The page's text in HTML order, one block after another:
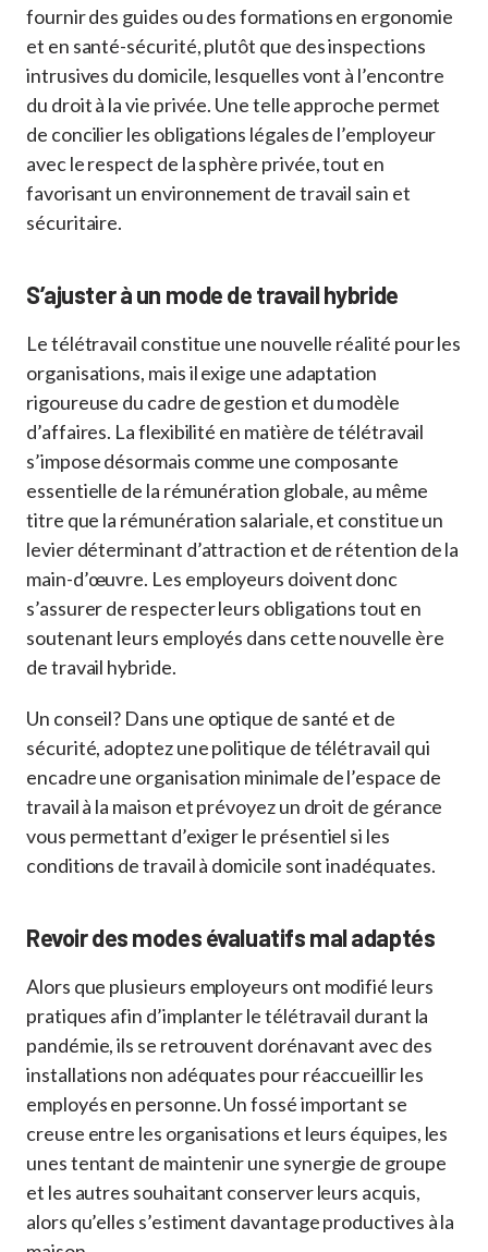
fournir des guides ou des formations en ergonomie
et en santé-sécurité, plutôt que des inspections
intrusives du domicile, lesquelles vont à l’encontre
du droit à la vie privée. Une telle approche permet
de concilier les obligations légales de l’employeur
avec le respect de la sphère privée, tout en
favorisant un environnement de travail sain et
sécuritaire.
S’ajuster à un mode de travail hybride
Le télétravail constitue une nouvelle réalité pour les
organisations, mais il exige une adaptation
rigoureuse du cadre de gestion et du modèle
d’affaires. La flexibilité en matière de télétravail
s’impose désormais comme une composante
essentielle de la rémunération globale, au même
titre que la rémunération salariale, et constitue un
levier déterminant d’attraction et de rétention de la
main-d’œuvre. Les employeurs doivent donc
s’assurer de respecter leurs obligations tout en
soutenant leurs employés dans cette nouvelle ère
de travail hybride.
Un conseil? Dans une optique de santé et de
sécurité, adoptez une politique de télétravail qui
encadre une organisation minimale de l’espace de
travail à la maison et prévoyez un droit de gérance
vous permettant d’exiger le présentiel si les
conditions de travail à domicile sont inadéquates.
Revoir des modes évaluatifs mal adaptés
Alors que plusieurs employeurs ont modifié leurs
pratiques afin d’implanter le télétravail durant la
pandémie, ils se retrouvent dorénavant avec des
installations non adéquates pour réaccueillir les
employés en personne. Un fossé important se
creuse entre les organisations et leurs équipes, les
unes tentant de maintenir une synergie de groupe
et les autres souhaitant conserver leurs acquis,
alors qu’elles s’estiment davantage productives à la